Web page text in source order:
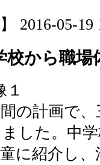
2016-05-19
校から職
の計画で
した。中
に紹介し